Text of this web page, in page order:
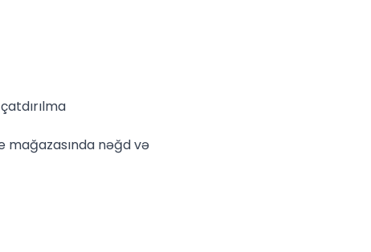
mağazasında nəğd və